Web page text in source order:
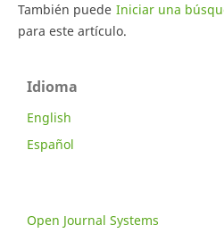
También puede Iniciar una
para este artículo.
Idioma
English
Español
Open Journal Systems